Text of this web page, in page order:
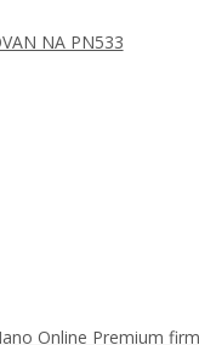
NA PN533
Online Premium